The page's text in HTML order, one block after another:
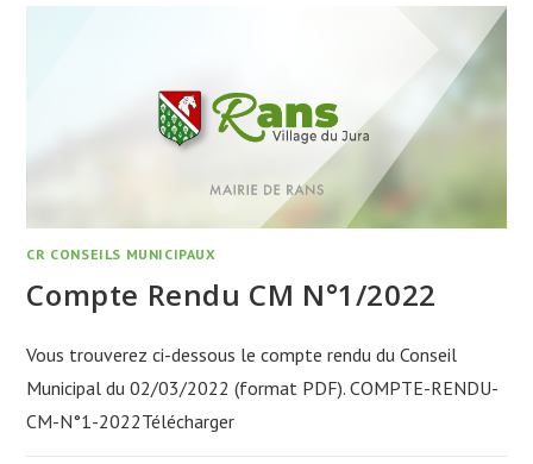
CR CONSEILS MUNICIPAUX
Compte Rendu CM N°1/2022
Vous trouverez ci-dessous le compte rendu du Conseil
Municipal du 02/03/2022 (format PDF). COMPTE-RENDU-
CM-N°1-2022Télécharger